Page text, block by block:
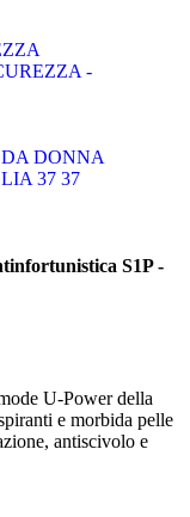
-
DONNA
37 37
S1P -
U-Power della
e morbida pelle
antiscivolo e